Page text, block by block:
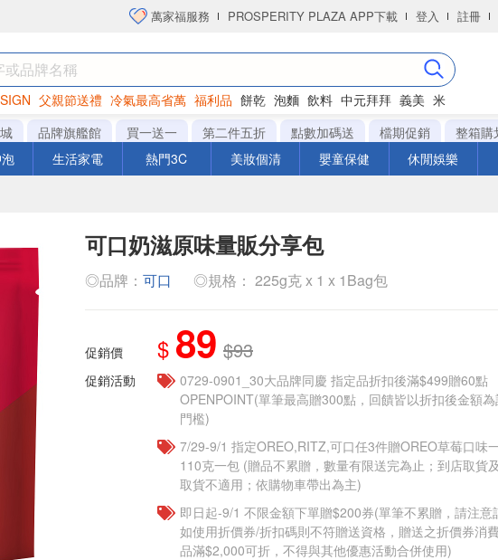
萬家福服務 PROSPERITY PLAZA APP下載 登入 註冊
父親節送禮 冷氣最高省萬 福利品 餅乾 泡麵 飲料 中元拜拜 義美 米
洋芋片
品牌旗艦館 買一送一 第二件五折 點數加碼送 檔期促銷 整箱購
生活家電 熱門3C 美妝個清 嬰童保健 休閒娛樂
可口奶滋原味量販分享包
◎品牌： 可口 ◎規格： 225g克 x 1 x 1Bag包
促銷價 $ 89 $93
促銷活動
0729-0901_30大品牌同慶 指定品折扣後滿$499贈60點
OPENPOINT(單筆最高贈300點，回饋皆以折扣後金額為
門檻)
7/29-9/1 指定OREO,RITZ,可口任3件贈OREO草莓口味
110克一包​ (贈品不累贈，數量有限送完為止；到店取貨
取貨不適用；依購物車帶出為主)
即日起-9/1 不限金額下單贈$200券(單筆不累贈，請注意
如使用折價券/折扣碼則不符贈送資格，贈送之折價券消
品滿$2,000可折，不得與其他優惠活動合併使用)